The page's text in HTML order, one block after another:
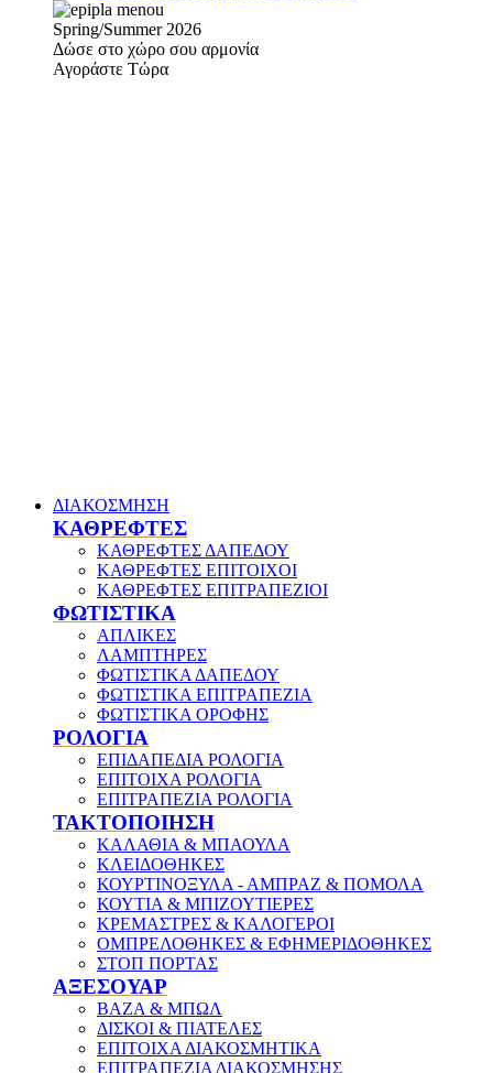
Spring/Summer 2026
Δώσε στο χώρο σου αρμονία
Αγοράστε Τώρα
ΔΙΑΚΟΣΜΗΣΗ
ΚΑΘΡΕΦΤΕΣ
ΚΑΘΡΕΦΤΕΣ ΔΑΠΕΔΟΥ
ΚΑΘΡΕΦΤΕΣ ΕΠΙΤΟΙΧΟΙ
ΚΑΘΡΕΦΤΕΣ ΕΠΙΤΡΑΠΕΖΙΟΙ
ΦΩΤΙΣΤΙΚΑ
ΑΠΛΙΚΕΣ
ΛΑΜΠΤΗΡΕΣ
ΦΩΤΙΣΤΙΚΑ ΔΑΠΕΔΟΥ
ΦΩΤΙΣΤΙΚΑ ΕΠΙΤΡΑΠΕΖΙΑ
ΦΩΤΙΣΤΙΚΑ ΟΡΟΦΗΣ
ΡΟΛΟΓΙΑ
ΕΠΙΔΑΠΕΔΙΑ ΡΟΛΟΓΙΑ
ΕΠΙΤΟΙΧΑ ΡΟΛΟΓΙΑ
ΕΠΙΤΡΑΠΕΖΙΑ ΡΟΛΟΓΙΑ
ΤΑΚΤΟΠΟΙΗΣΗ
ΚΑΛΑΘΙΑ & ΜΠΑΟΥΛΑ
ΚΛΕΙΔΟΘΗΚΕΣ
ΚΟΥΡΤΙΝΟΞΥΛΑ - ΑΜΠΡΑΖ & ΠΟΜΟΛΑ
ΚΟΥΤΙΑ & ΜΠΙΖΟΥΤΙΕΡΕΣ
ΚΡΕΜΑΣΤΡΕΣ & ΚΑΛΟΓΕΡΟΙ
ΟΜΠΡΕΛΟΘΗΚΕΣ & ΕΦΗΜΕΡΙΔΟΘΗΚΕΣ
ΣΤΟΠ ΠΟΡΤΑΣ
ΑΞΕΣΟΥΑΡ
ΒΑΖΑ & ΜΠΩΛ
ΔΙΣΚΟΙ & ΠΙΑΤΕΛΕΣ
ΕΠΙΤΟΙΧΑ ΔΙΑΚΟΣΜΗΤΙΚΑ
ΕΠΙΤΡΑΠΕΖΙΑ ΔΙΑΚΟΣΜΗΣΗΣ